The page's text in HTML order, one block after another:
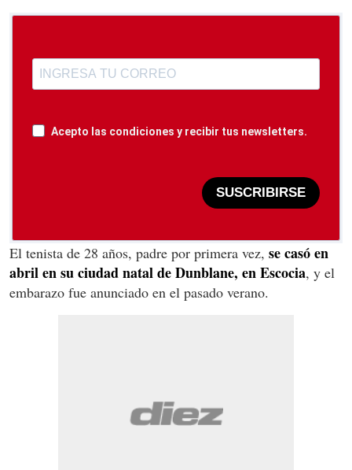
Acepto las condiciones y recibir tus newsletters.
SUSCRIBIRSE
El tenista de 28 años, padre por primera vez, se casó en
abril en su ciudad natal de Dunblane, en Escocia, y el
embarazo fue anunciado en el pasado verano.